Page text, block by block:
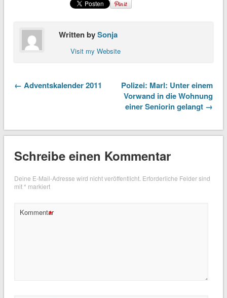
Written bySonja
Visit my Website
← Adventskalender 2011
Polizei: Marl: Unter einem
Vorwand in die Wohnung
einer Seniorin gelangt →
Schreibe einen Kommentar
Deine E-Mail-Adresse wird nicht veröffentlicht. Erforderliche Felder sind
mit* markiert
Kommentar
*